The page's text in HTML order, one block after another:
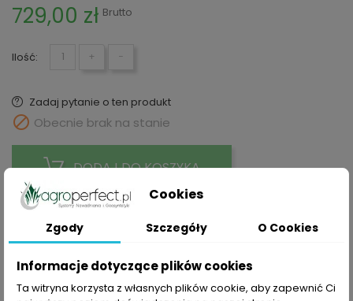
729,00 zł Brutto
Ilość: + −
Zadaj pytanie o ten produkt
 Obecnie brak na stanie
DODAJ DO KOSZYKA
Udostępnij
Cookies
Zgody Szczegóły O Cookies
Informacje dotyczące plików cookies
Ta witryna korzysta z własnych plików cookie, aby zapewnić Ci